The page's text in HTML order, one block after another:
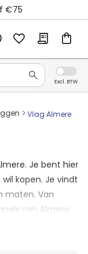
€75
Vlag Almere
Je bent hier
kopen. Je vindt
maten. Van
van Almere.
staat?